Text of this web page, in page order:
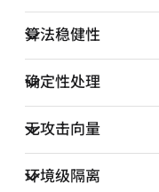
算法稳健性
确定性处理
无攻击向量
环境级隔离